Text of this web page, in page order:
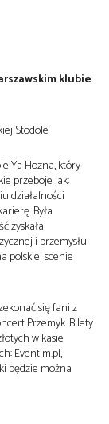
klubie
Ya Hozna, który
przeboje jak:
działalności
Była
zyskała
i przemysłu
polskiej scenie
się fani z
Przemyk. Bilety
w kasie
Eventim.pl,
będzie można